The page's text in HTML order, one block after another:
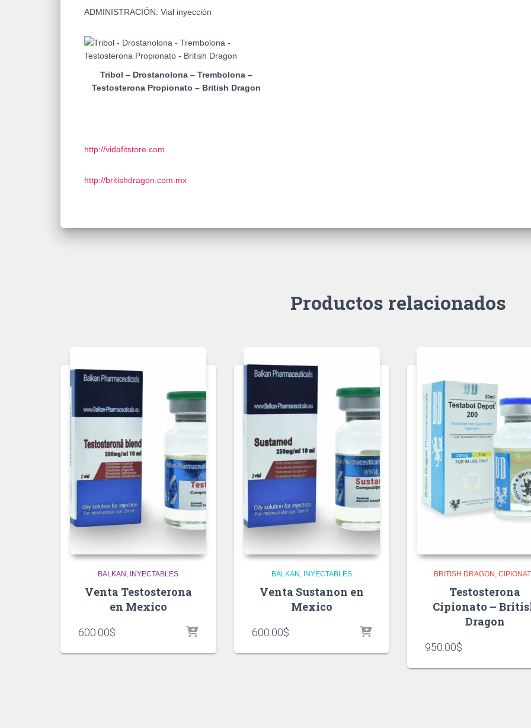
ADMINISTRACIÓN: Vial inyección
Tribol – Drostanolona – Trembolona –
Testosterona Propionato – British Dragon
http://vidafitstore.com
http://britishdragon.com.mx
Productos relacionados
BALKAN INYECTABLES
Venta Testosterona
en Mexico
600.00$
BALKAN INYECTABLES
Venta Sustanon en
Mexico
600.00$
BRITISH DRAGON
Testosterona
Cipionato –
Dragon
950.00$